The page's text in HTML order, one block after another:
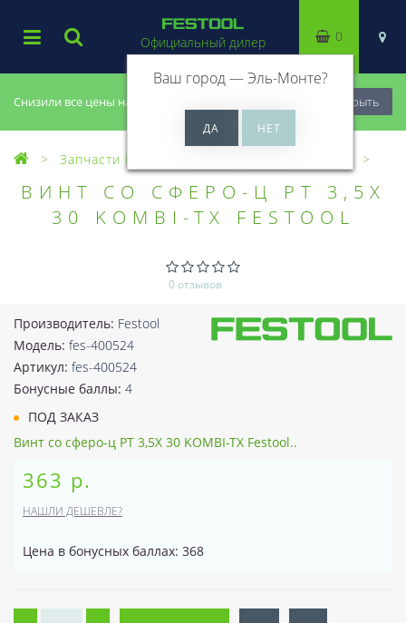
Снизили все цены на 20%, успей купить! Закрыть
Официальный дилер
Ваш город —Эль-Монте?
0
Запчасти Festool
ВИНТ СО СФЕРО-Ц PT 3,5X
30 KOMBI-TX FESTOOL
0 отзывов
Производитель: Festool
Модель: fes-400524
Артикул: fes-400524
Бонусные баллы: 4
ПОД ЗАКАЗ
Винт со сферо-ц PT 3,5X 30 KOMBI-TX Festool..
363 р.
НАШЛИ ДЕШЕВЛЕ?
Цена в бонусных баллах: 368